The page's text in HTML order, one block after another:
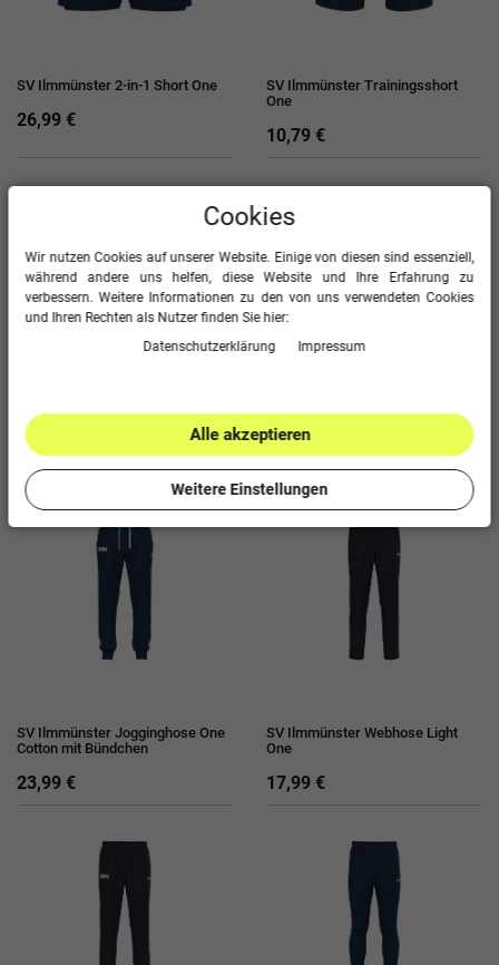
SV Ilmmünster 2-in-1 Short One
26,99 €
SV Ilmmünster Trainingsshort
One
10,79 €
8,99 €
Cotton
23,99 €
SV Ilmmünster Jogginghose One
Cotton mit Bündchen
23,99 €
SV Ilmmünster Webhose Light
One
17,99 €
Cookies
Wir nutzen Cookies auf unserer Website. Einige von diesen sind essenziell,
während andere uns helfen, diese Website und Ihre Erfahrung zu
verbessern. Weitere Informationen zu den von uns verwendeten Cookies
und Ihren Rechten als Nutzer finden Sie hier:
Daten­schutz­erklärung
Impressum
Alle akzeptieren
Weitere Einstellungen